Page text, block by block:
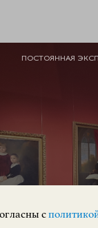
ПОСТОЯННАЯ
с